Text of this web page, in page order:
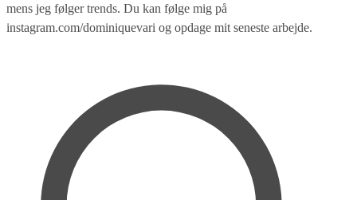
mens jeg følger trends. Du kan følge mig på
instagram.com/dominiquevari og opdage mit seneste arbejde.